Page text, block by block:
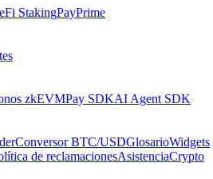
StakingPayPrime
zkEVMPay SDKAI Agent SDK
Conversor BTC/USDGlosarioWidgets
de reclamacionesAsistenciaCrypto